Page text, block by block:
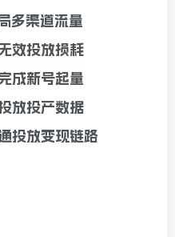
多渠道流量
效投放损耗
成新号起量
放投产数据
投放变现链路